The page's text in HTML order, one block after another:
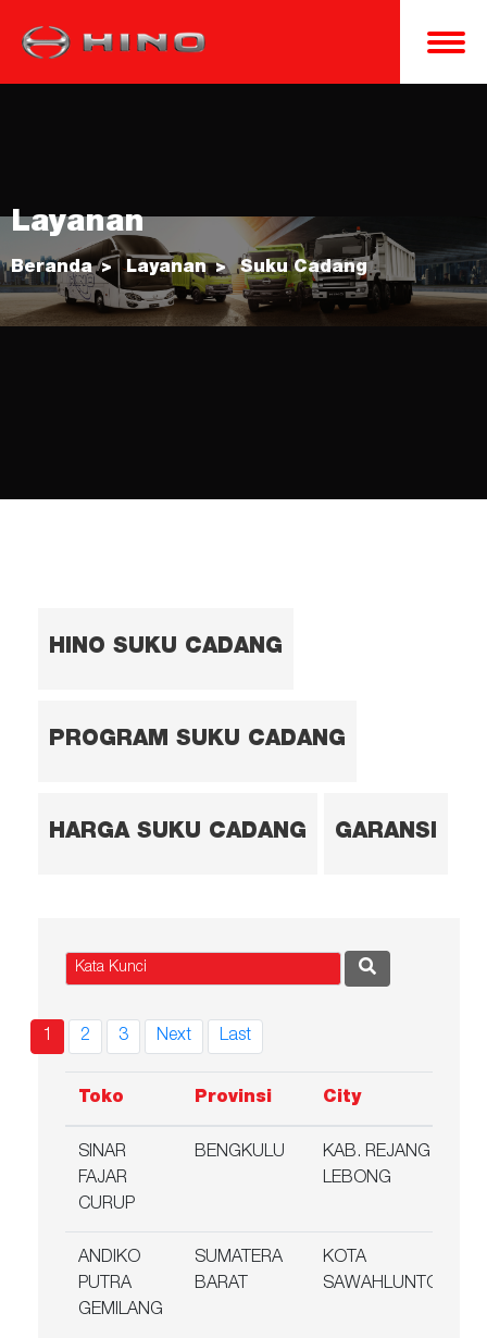
Layanan
Beranda Layanan Suku Cadang
HINO SUKU CADANG
PROGRAM SUKU CADANG
HARGA SUKU CADANG GARANSI
1 (current)
2 3 Next Last
Toko Provinsi City
SINAR
FAJAR
CURUP
BENGKULU
KAB. REJANG
LEBONG
ANDIKO
PUTRA
GEMILANG
SUMATERA
BARAT
KOTA
SAWAHLUNTO